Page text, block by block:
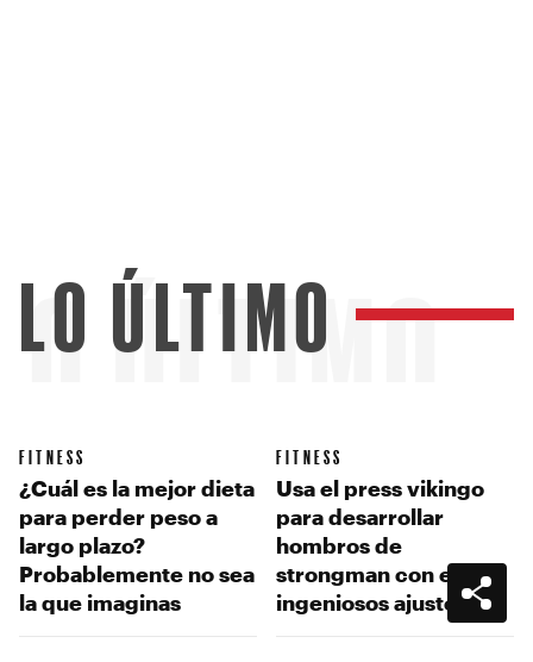
ÚLTIMO
LO ÚLTIMO
FITNESS
¿Cuál es la mejor dieta
para perder peso a
largo plazo?
Probablemente no sea
la que imaginas
FITNESS
Usa el press vikingo
para desarrollar
hombros de
strongman con estos
ingeniosos ajustes